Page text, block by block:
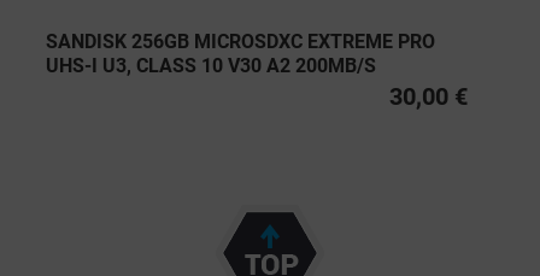
SANDISK 256GB MICROSDXC EXTREME PRO
UHS-I U3, CLASS 10 V30 A2 200MB/S
30,00 €